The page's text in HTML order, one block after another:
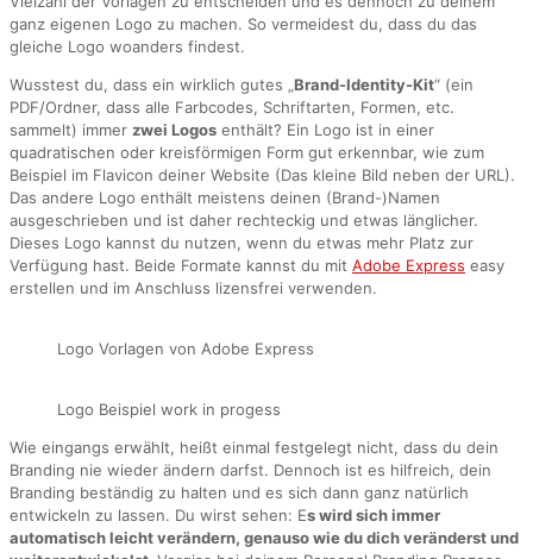
ganz eigenen Logo zu machen. So vermeidest du, dass du das
gleiche Logo woanders findest.
Wusstest du, dass ein wirklich gutes „Brand-Identity-Kit“ (ein
PDF/Ordner, dass alle Farbcodes, Schriftarten, Formen, etc.
sammelt) immer zwei Logos enthält? Ein Logo ist in einer
quadratischen oder kreisförmigen Form gut erkennbar, wie zum
Beispiel im Flavicon deiner Website (Das kleine Bild neben der URL).
Das andere Logo enthält meistens deinen (Brand-)Namen
ausgeschrieben und ist daher rechteckig und etwas länglicher.
Dieses Logo kannst du nutzen, wenn du etwas mehr Platz zur
Verfügung hast. Beide Formate kannst du mit Adobe Express easy
erstellen und im Anschluss lizensfrei verwenden.
Logo Vorlagen von Adobe Express
Logo Beispiel work in progess
Wie eingangs erwählt, heißt einmal festgelegt nicht, dass du dein
Branding nie wieder ändern darfst. Dennoch ist es hilfreich, dein
Branding beständig zu halten und es sich dann ganz natürlich
entwickeln zu lassen. Du wirst sehen: Es wird sich immer
automatisch leicht verändern, genauso wie du dich veränderst und